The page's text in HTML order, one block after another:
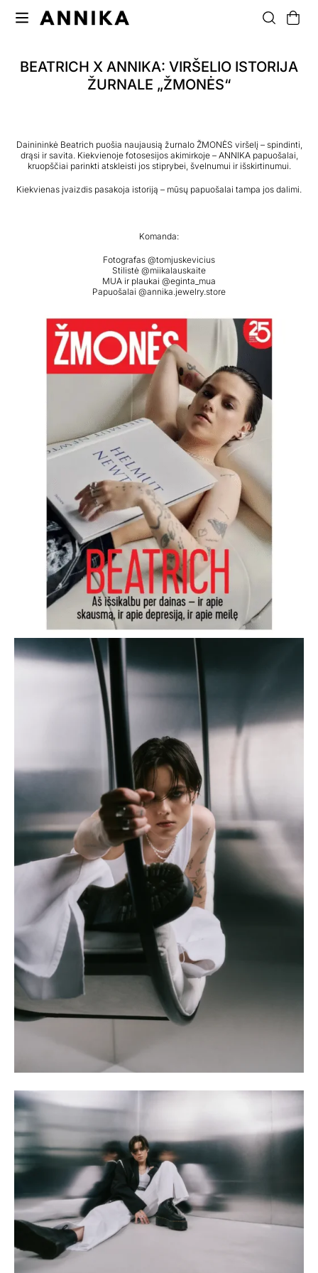
BEATRICH X ANNIKA: VIRŠELIO ISTORIJA
ŽURNALE „ŽMONĖS“
Dainininkė Beatrich puošia naujausią žurnalo ŽMONĖS viršelį – spindinti,
drąsi ir savita. Kiekvienoje fotosesijos akimirkoje – ANNIKA papuošalai,
kruopščiai parinkti atskleisti jos stiprybei, švelnumui ir išskirtinumui.
Kiekvienas įvaizdis pasakoja istoriją – mūsų papuošalai tampa jos dalimi.
Komanda:
Fotografas @tomjuskevicius
Stilistė @miikalauskaite
MUA ir plaukai @eginta_mua
Papuošalai @annika.jewelry.store